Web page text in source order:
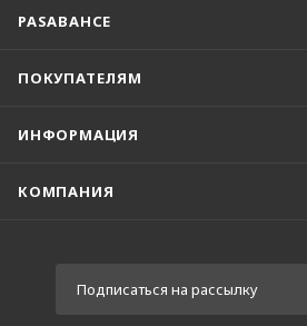
PASABAHCE
ПОКУПАТЕЛЯМ
ИНФОРМАЦИЯ
КОМПАНИЯ
Подписаться на рассылку